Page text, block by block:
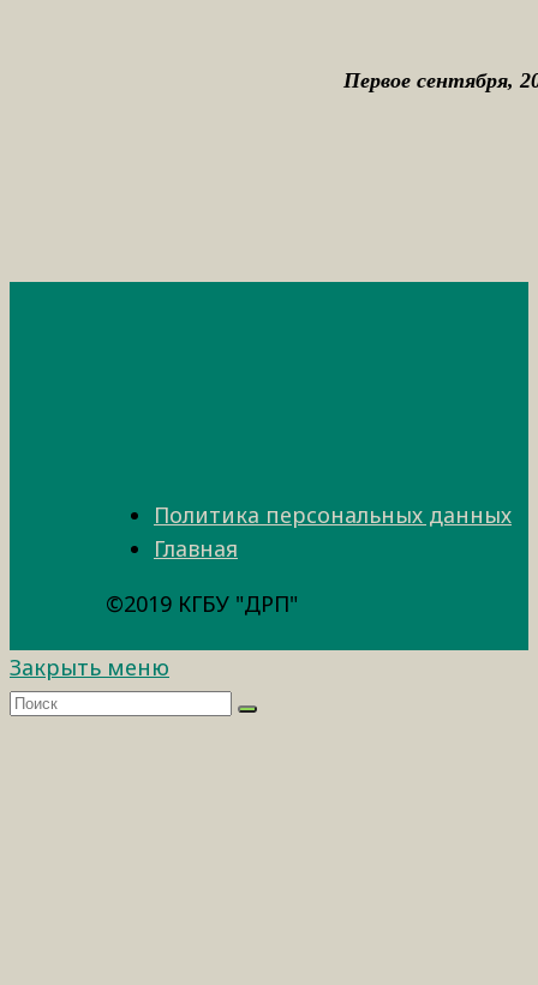
Первое сентября,
Политика персональных данных
Главная
©2019 КГБУ "ДРП"
Закрыть меню